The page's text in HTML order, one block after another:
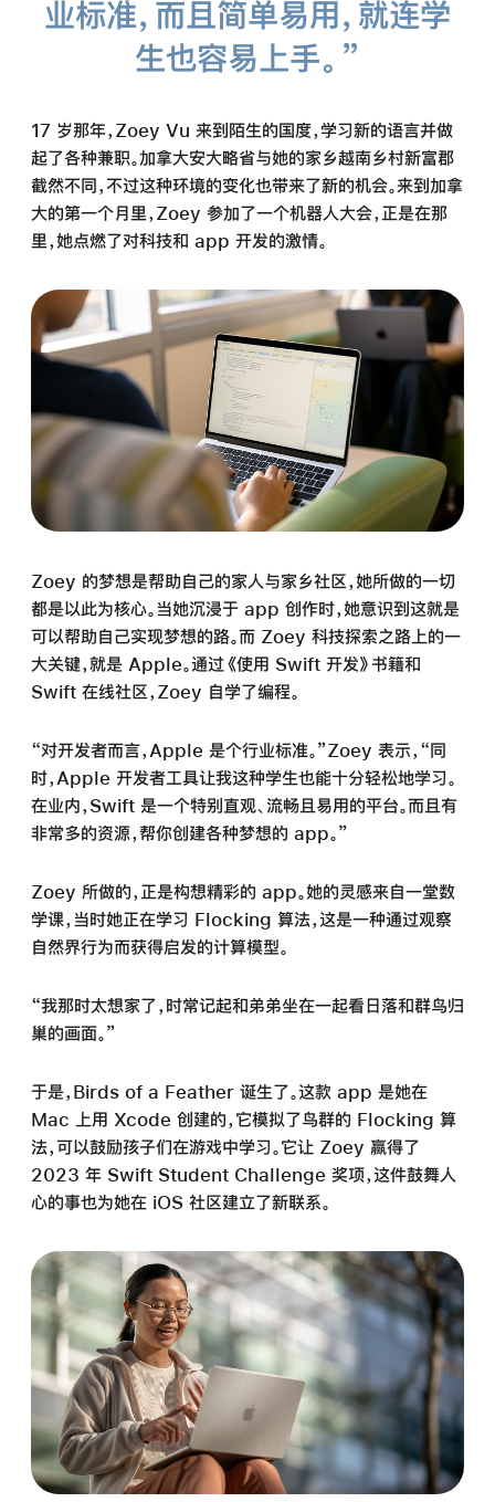
业标准，而且简单易用，就连学
生也容易上手。”
17 岁那年，Zoey Vu 来到陌生的国度，学习新的语言并做
起了各种兼职。加拿大安大略省与她的家乡越南乡村新富郡
截然不同，不过这种环境的变化也带来了新的机会。来到加拿
大的第一个月里，Zoey 参加了一个机器人大会，正是在那
里，她点燃了对科技和 app 开发的激情。
Zoey 的梦想是帮助自己的家人与家乡社区，她所做的一切
都是以此为核心。当她沉浸于 app 创作时，她意识到这就是
可以帮助自己实现梦想的路。而 Zoey 科技探索之路上的一
大关键，就是 Apple。通过《使用 Swift 开发》书籍和
Swift 在线社区，Zoey 自学了编程。
“对开发者而言，Apple 是个行业标准。”Zoey 表示，“同
时，Apple 开发者工具让我这种学生也能十分轻松地学习。
在业内，Swift 是一个特别直观、流畅且易用的平台。而且有
非常多的资源，帮你创建各种梦想的 app。”
Zoey 所做的，正是构想精彩的 app。她的灵感来自一堂数
学课，当时她正在学习 Flocking 算法，这是一种通过观察
自然界行为而获得启发的计算模型。
“我那时太想家了，时常记起和弟弟坐在一起看日落和群鸟归
巢的画面。”
于是，Birds of a Feather 诞生了。这款 app 是她在
Mac 上用 Xcode 创建的，它模拟了鸟群的 Flocking 算
法，可以鼓励孩子们在游戏中学习。它让 Zoey 赢得了
2023 年 Swift Student Challenge 奖项，这件鼓舞人
心的事也为她在 iOS 社区建立了新联系。